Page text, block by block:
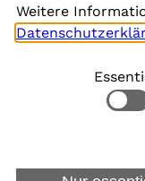
Allgemeine
Weitere